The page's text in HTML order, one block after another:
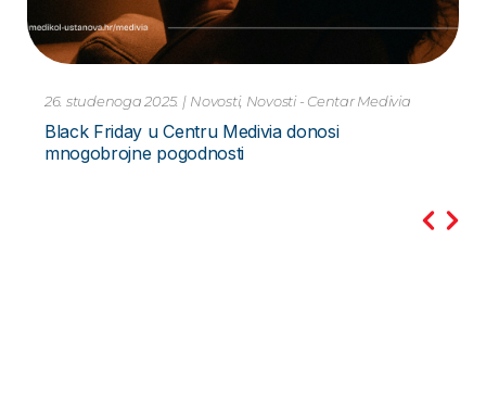
10. studenoga 2023. | Novosti
Pretraga PCR Metodom – za Hripavac –
Bordetella Pertussis Novo